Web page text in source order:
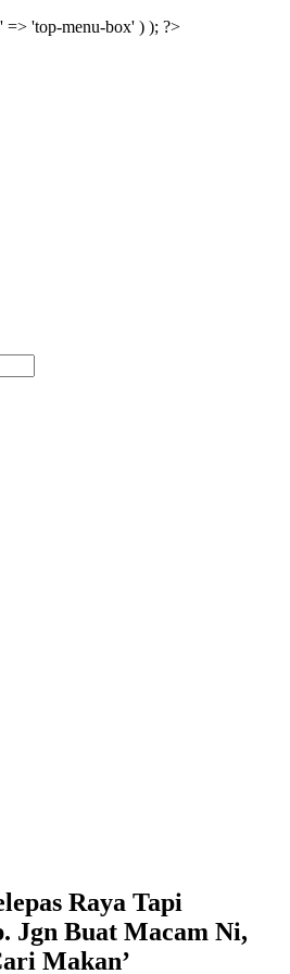
=> 'top-menu-box' ) ); ?>
Raya Tapi
Jgn Buat Macam Ni,
Makan’